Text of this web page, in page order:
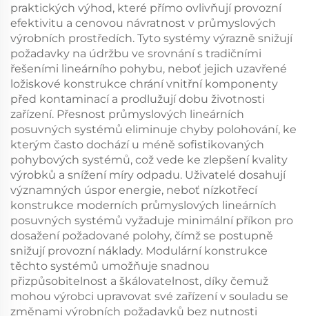
praktických výhod, které přímo ovlivňují provozní
efektivitu a cenovou návratnost v průmyslových
výrobních prostředích. Tyto systémy výrazně snižují
požadavky na údržbu ve srovnání s tradičními
řešeními lineárního pohybu, neboť jejich uzavřené
ložiskové konstrukce chrání vnitřní komponenty
před kontaminací a prodlužují dobu životnosti
zařízení. Přesnost průmyslových lineárních
posuvných systémů eliminuje chyby polohování, ke
kterým často dochází u méně sofistikovaných
pohybových systémů, což vede ke zlepšení kvality
výrobků a snížení míry odpadu. Uživatelé dosahují
významných úspor energie, neboť nízkotřecí
konstrukce moderních průmyslových lineárních
posuvných systémů vyžaduje minimální příkon pro
dosažení požadované polohy, čímž se postupně
snižují provozní náklady. Modulární konstrukce
těchto systémů umožňuje snadnou
přizpůsobitelnost a škálovatelnost, díky čemuž
mohou výrobci upravovat své zařízení v souladu se
změnami výrobních požadavků bez nutnosti